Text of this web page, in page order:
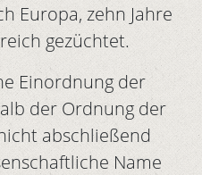
Europa, zehn Jahre
gezüchtet.
Einordnung der
der Ordnung der
abschließend
Name